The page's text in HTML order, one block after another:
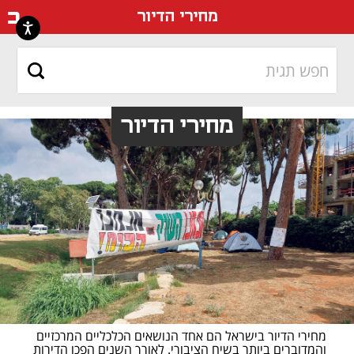
מחירי הדיור
מחירי הדיור
והמדוברים ביותר בשיח הציבורי. לאורך השנים הפכו הדירות